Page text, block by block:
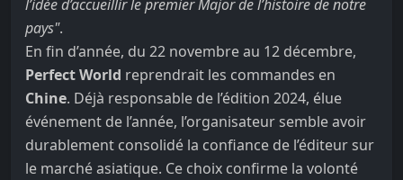
l’idée d’accueillir le premier Major de l’histoire de notre
pays".
En fin d’année, du 22 novembre au 12 décembre,
Perfect World reprendrait les commandes en
Chine. Déjà responsable de l’édition 2024, élue
événement de l’année, l’organisateur semble avoir
durablement consolidé la confiance de l’éditeur sur
le marché asiatique. Ce choix confirme la volonté